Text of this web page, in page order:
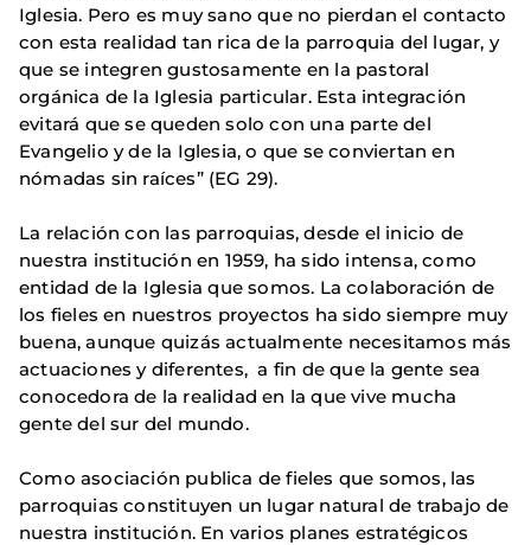
Iglesia. Pero es muy sano que no pierdan el contacto
con esta realidad tan rica de la parroquia del lugar, y
que se integren gustosamente en la pastoral
orgánica de la Iglesia particular. Esta integración
evitará que se queden solo con una parte del
Evangelio y de la Iglesia, o que se conviertan en
nómadas sin raíces” (EG 29).
La relación con las parroquias, desde el inicio de
nuestra institución en 1959, ha sido intensa, como
entidad de la Iglesia que somos. La colaboración de
los fieles en nuestros proyectos ha sido siempre muy
buena, aunque quizás actualmente necesitamos más
actuaciones y diferentes, a fin de que la gente sea
conocedora de la realidad en la que vive mucha
gente del sur del mundo.
Como asociación publica de fieles que somos, las
parroquias constituyen un lugar natural de trabajo de
nuestra institución. En varios planes estratégicos